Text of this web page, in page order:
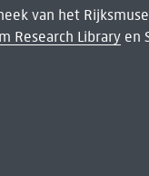
van het
Research Libraryen